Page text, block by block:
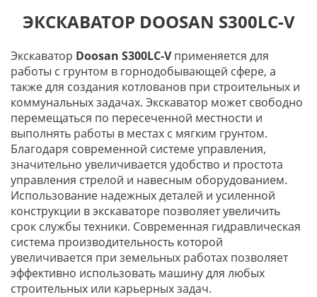
ЭКСКАВАТОР DOOSAN S300LC-V
Экскаватор Doosan S300LC-Vприменяется для
работы с грунтом в горнодобывающей сфере, а
также для создания котлованов при строительных и
коммунальных задачах. Экскаватор может свободно
перемещаться по пересеченной местности и
выполнять работы в местах с мягким грунтом.
Благодаря современной системе управления,
значительно увеличивается удобство и простота
управления стрелой и навесным оборудованием.
Использование надежных деталей и усиленной
конструкции в экскаваторе позволяет увеличить
срок службы техники. Современная гидравлическая
система производительность которой
увеличивается при земельных работах позволяет
эффективно использовать машину для любых
строительных или карьерных задач.